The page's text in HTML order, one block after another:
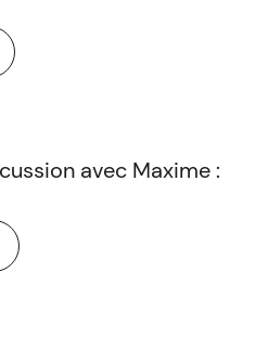
avec Maxime :